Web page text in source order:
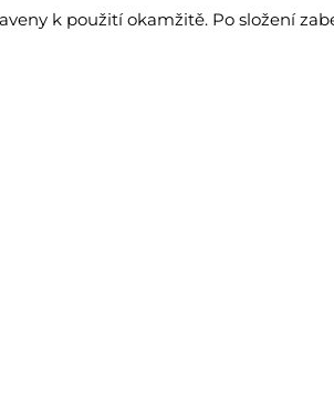
k použití okamžitě. Po složení